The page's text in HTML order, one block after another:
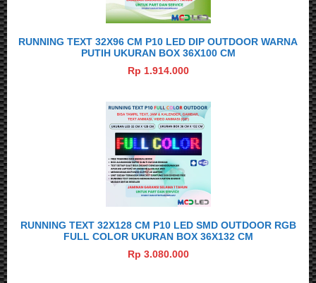
RUNNING TEXT 32X96 CM P10 LED DIP OUTDOOR WARNA
PUTIH UKURAN BOX 36X100 CM
Rp 1.914.000
RUNNING TEXT 32X128 CM P10 LED SMD OUTDOOR RGB
FULL COLOR UKURAN BOX 36X132 CM
Rp 3.080.000